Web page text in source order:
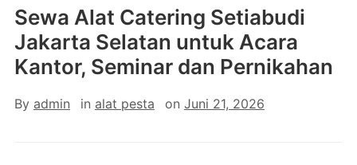
Sewa Alat Catering Setiabudi
Jakarta Selatan untuk Acara
Kantor, Seminar dan Pernikahan
By admin in alat pesta on Juni 21, 2026